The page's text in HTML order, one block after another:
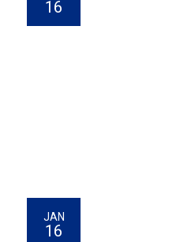
16
JAN
16